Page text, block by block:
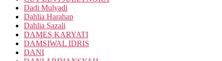
Dadi Mulyadi
Dahlia Harahap
Dahlia Sazali
DAMES KARYATI
DAMSIWAL IDRIS
DANI